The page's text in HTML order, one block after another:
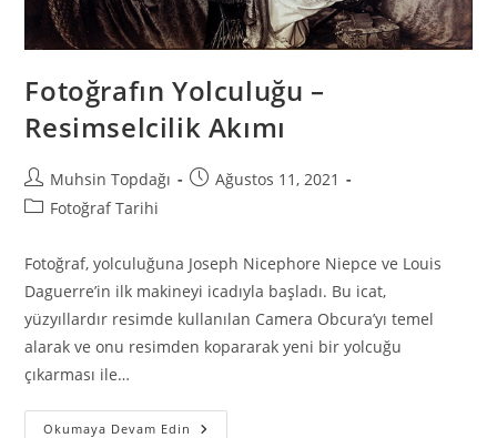
Fotoğrafın Yolculuğu –
Resimselcilik Akımı
Muhsin Topdağı
Ağustos 11, 2021
Fotoğraf Tarihi
Fotoğraf, yolculuğuna Joseph Nicephore Niepce ve Louis
Daguerre’in ilk makineyi icadıyla başladı. Bu icat,
yüzyıllardır resimde kullanılan Camera Obcura’yı temel
alarak ve onu resimden kopararak yeni bir yolcuğu
çıkarması ile…
Okumaya Devam Edin